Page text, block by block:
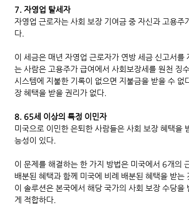
7. 자영업 탈세자
자영업 근로자는 사회 보장 기여금 중 자신과 고용
다.
이 세금은 매년 자영업 근로자가 연방 세금 신고서
는 사람은 고용주가 급여에서 사회보장세를 원천 징
시스템에 지불한 기록이 없으면 지불금을 받을 수
장 혜택을 받을 권리가 없다.
8. 65세 이상의 특정 이민자
미국으로 이민한 은퇴한 사람들은 사회 보장 혜택
능성이 있다.
이 문제를 해결하는 한 가지 방법은 미국에서 6개의
배분된 혜택과 함께 미국에 비례 배분된 혜택을 받는
이 솔루션은 본국에서 해당 국가의 사회 보장 수당
게 적합하다.